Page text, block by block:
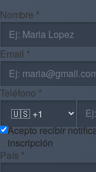
Nombre *
Email *
Teléfono *
Acepto recibir
inscripción
País *